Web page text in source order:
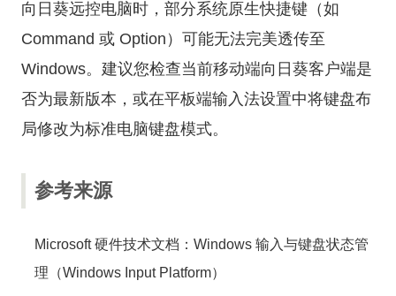
向日葵远控电脑时，部分系统原生快捷键（如
Command 或 Option）可能无法完美透传至
Windows。建议您检查当前移动端向日葵客户端是
否为最新版本，或在平板端输入法设置中将键盘布
局修改为标准电脑键盘模式。
参考来源
Microsoft 硬件技术文档：Windows 输入与键盘状态管
理（Windows Input Platform）